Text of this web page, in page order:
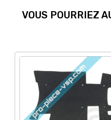
VOUS POURRIEZ